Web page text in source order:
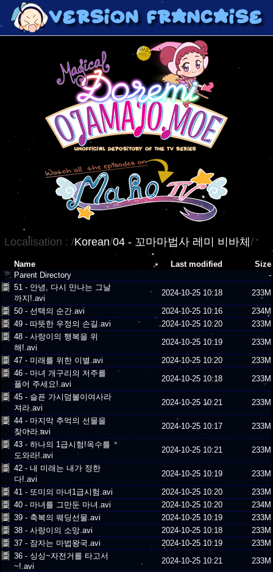
Localisation :/Korean/04 - 꼬마마법사 레미 비바체/
Name Last modified
Size
Parent Directory
-
51 - 안녕, 다시 만나는 그날
까지!.avi
2024-10-25 10:18
233M
50 - 선택의 순간.avi
2024-10-25 10:16
234M
49 - 따뜻한 우정의 손길.avi
2024-10-25 10:20
233M
48 - 사랑이의 행복을 위
해!.avi
2024-10-25 10:19
233M
47 - 미래를 위한 이별.avi
2024-10-25 10:20
233M
46 - 마녀 개구리의 저주를
풀어 주세요!.avi
2024-10-25 10:18
233M
45 - 슬픈 가시덤불이여사라
져라.avi
2024-10-25 10:21
233M
44 - 마지막 추억의 선물을
찾아라.avi
2024-10-25 10:17
233M
43 - 하나의 1급시험!옥수를
도와라!.avi
2024-10-25 10:21
233M
42 - 내 미래는 내가 정한
다!.avi
2024-10-25 10:19
233M
41 - 또미의 마녀1급시험.avi
2024-10-25 10:20
233M
40 - 마녀를 그만둔 마녀.avi
2024-10-25 10:20
234M
39 - 축복의 웨딩선물.avi
2024-10-25 10:19
233M
38 - 사랑이의 소망.avi
2024-10-25 10:18
233M
37 - 잠자는 마법왕국.avi
2024-10-25 10:19
233M
36 - 싱싱~자전거를 타고서
~!.avi
2024-10-25 10:21
233M